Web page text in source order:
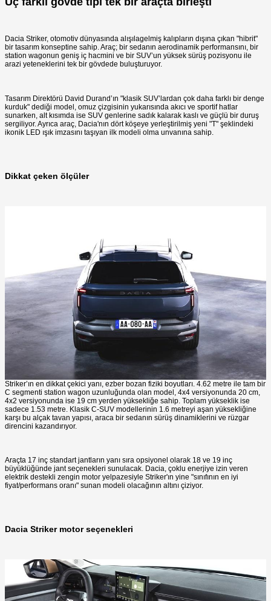
Dacia Striker, otomotiv dünyasında alışılagelmiş kalıpların dışına çıkan "hibrit"
bir tasarım konseptine sahip. Araç; bir sedanın aerodinamik performansını, bir
station wagonun geniş iç hacmini ve bir SUV’un yüksek sürüş pozisyonu ile
arazi yeteneklerini tek bir gövdede buluşturuyor.
Tasarım Direktörü David Durand’ın "klasik SUV’lardan çok daha farklı bir denge
kurduk" dediği model, omuz çizgisinin yukarısında akıcı ve sportif hatlar
sunarken, alt kısımda ise SUV genlerine sadık kalarak kaslı ve güçlü bir duruş
sergiliyor. Ayrıca araç, Dacia'nın dört köşeye yerleştirilmiş yeni "T" şeklindeki
ikonik LED ışık imzasını taşıyan ilk modeli olma unvanına sahip.
Dikkat çeken ölçüler
Striker’ın en dikkat çekici yanı, ezber bozan fiziki boyutları. 4.62 metre ile tam bir
C segmenti station wagon uzunluğunda olan model, 4x4 versiyonunda 20 cm,
4x2 versiyonunda ise 19 cm yerden yüksekliğe sahip. Toplam yükseklik ise
sadece 1.53 metre. Klasik C-SUV modellerinin 1.6 metreyi aşan yüksekliğine
karşı bu alçak tavan yapısı, araca bir sedanın sürüş dinamiklerini ve rüzgar
direncini kazandırıyor.
Araçta 17 inç standart jantların yanı sıra opsiyonel olarak 18 ve 19 inç
büyüklüğünde jant seçenekleri sunulacak. Dacia, çoklu enerjiye izin veren
elektrik destekli zengin motor yelpazesiyle Striker'ın yine "sınıfının en iyi
fiyat/performans oranı" sunan modeli olacağının altını çiziyor.
Dacia Striker motor seçenekleri